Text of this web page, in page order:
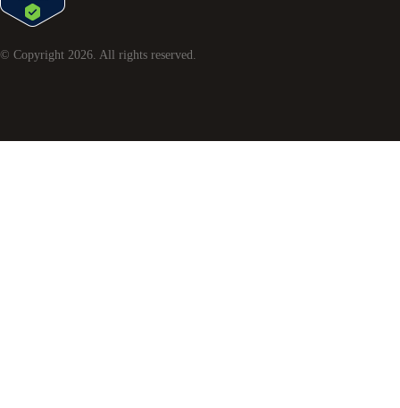
© Copyright 2026 . All rights reserved.